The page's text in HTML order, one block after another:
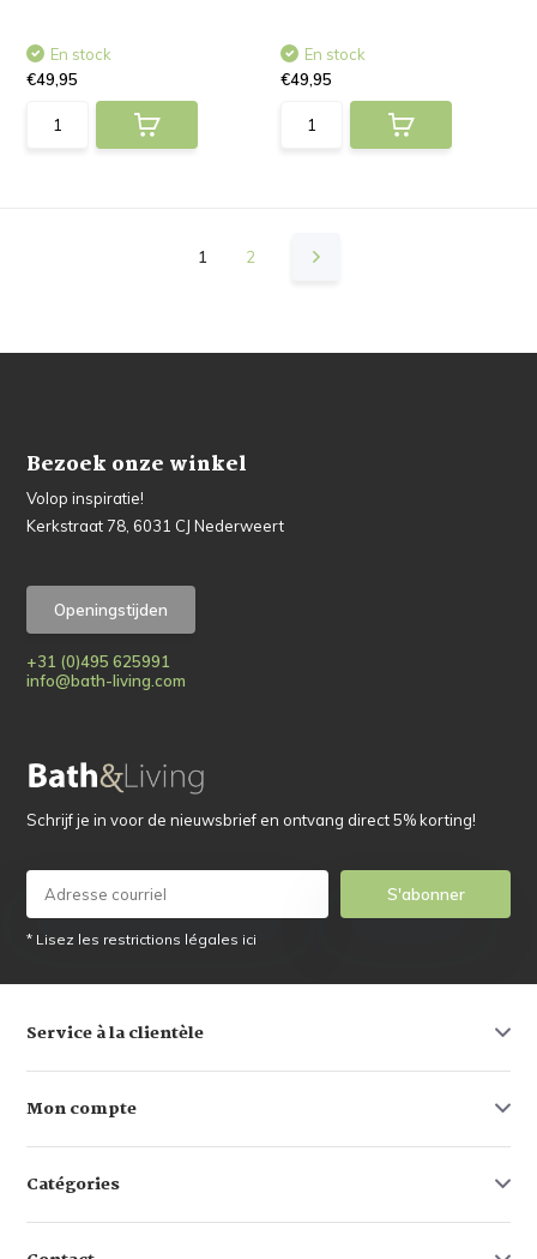
En stock
€49,95
En stock
€49,95
1 2
Bezoek onze winkel
Volop inspiratie!
Kerkstraat 78, 6031 CJ Nederweert
Openingstijden
+31 (0)495 625991
info@bath-living.com
Schrijf je in voor de nieuwsbrief en ontvang direct 5% korting!
S'abonner
* Lisez les restrictions légales ici
Service à la clientèle
Mon compte
Catégories